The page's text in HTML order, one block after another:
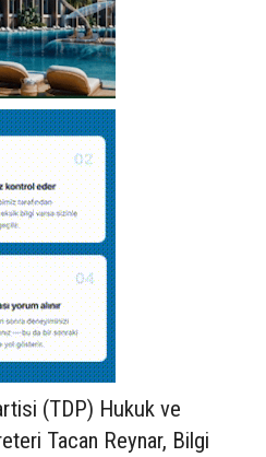
(TDP) Hukuk ve
Tacan Reynar, Bilgi